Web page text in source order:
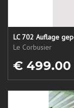
LC 702 Auflage
Le Corbusier
€ 499.00